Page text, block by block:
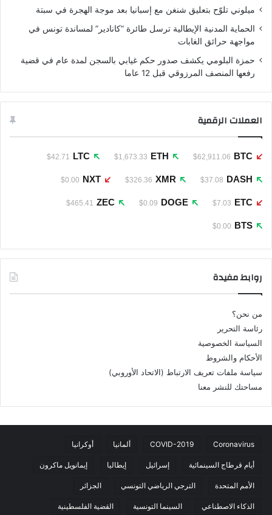
ميلوني تلوّح بتعليق شنغن مع إسبانيا بعد موجة الهجرة في سبتة
الحماية المدنية الإيطالية ترسل طائرة “كانادير” لمساندة تونس في
مواجهة حرائق الغابات
حمزة البلومي يكشف صدور حكم غيابي بالسجن لمدة عام في قضية
رفعها المنصف المرزوقي قبل 12 عاما
العملات الرقمية
BTC
$62,911.06
ETH
$1,673.33
LTC
$42.71
DASH
$37.08
XMR
$326.36
NXT
$0.00
ETC
$7.03
DOGE
$0.09
ZEC
$465.41
BTS
$0.00
روابط مفيدة
من نحن؟
رئاسة التحرير
السياسة الخصوصية
الأحكام والشروط
سياسة ملفات تعريف الارتباط (الاتحاد الأوروبي)
مساحتك للنشر معنا
Coronavirus
COVID-2019 ألمانيا أوكرانيا
أيام قرطاج السينمائية إسرائيل إيطاليا إيمانويل ماكرون
الأمم المتحدة الترجي الرياضي التونسي الجزائر
الذكاء الاصطناعي السينما التونسية القضية الفلسطينية